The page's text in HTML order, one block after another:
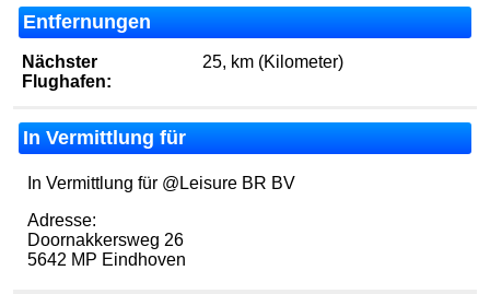
Entfernungen
Nächster
Flughafen:
25, km (Kilometer)
In Vermittlung für
In Vermittlung für @Leisure BR BV
Adresse:
Doornakkersweg 26
5642 MP Eindhoven